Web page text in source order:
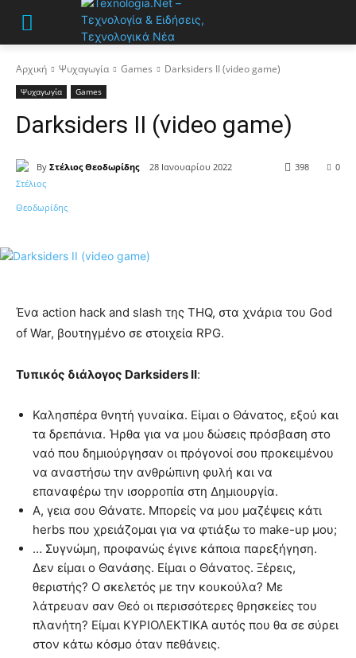
Αρχική Ψυχαγωγία Games Darksiders II (video game)
Ψυχαγωγία Games
Darksiders II (video game)
By Στέλιος Θεοδωρίδης 28 Ιανουαρίου 2022 0
398
Ένα action hack and slash της THQ, στα χνάρια του God
of War, βουτηγμένο σε στοιχεία RPG.
Τυπικός διάλογος Darksiders II:
Καλησπέρα θνητή γυναίκα. Είμαι ο Θάνατος, εξού και
τα δρεπάνια. Ήρθα για να μου δώσεις πρόσβαση στο
ναό που δημιούργησαν οι πρόγονοί σου προκειμένου
να αναστήσω την ανθρώπινη φυλή και να
επαναφέρω την ισορροπία στη Δημιουργία.
Α, γεια σου Θάνατε. Μπορείς να μου μαζέψεις κάτι
herbs που χρειάζομαι για να φτιάξω το make-up μου;
… Συγνώμη, προφανώς έγινε κάποια παρεξήγηση.
Δεν είμαι ο Θανάσης. Είμαι ο Θάνατος. Ξέρεις,
θεριστής? Ο σκελετός με την κουκούλα? Με
λάτρευαν σαν Θεό οι περισσότερες θρησκείες του
πλανήτη? Είμαι ΚΥΡΙΟΛΕΚΤΙΚΑ αυτός που θα σε σύρει
στον κάτω κόσμο όταν πεθάνεις.